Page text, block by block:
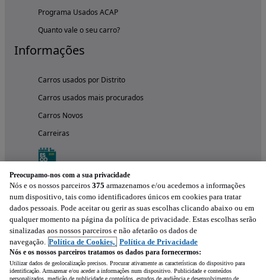
Programa Usados ACAP
Quanto vale o seu carro?
Informações
Carros usados por Distrito
Carros usados mais procurados
Carros Novos
Carreiras
Experimenta a aplicação
Preocupamo-nos com a sua privacidade
Nós e os nossos parceiros 375 armazenamos e/ou acedemos a informações
num dispositivo, tais como identificadores únicos em cookies para tratar
dados pessoais. Pode aceitar ou gerir as suas escolhas clicando abaixo ou em
qualquer momento na página da política de privacidade. Estas escolhas serão
sinalizadas aos nossos parceiros e não afetarão os dados de
navegação. Política de Cookies, Política de Privacidade
Nós e os nossos parceiros tratamos os dados para fornecermos:
Utilizar dados de geolocalização precisos. Procurar ativamente as características do dispositivo para
identificação. Armazenar e/ou aceder a informações num dispositivo. Publicidade e conteúdos
personalizados, medição de publicidade e conteúdos, estudos de audiência e desenvolvimento de